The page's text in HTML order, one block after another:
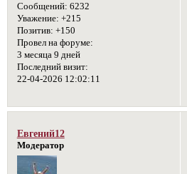
Сообщений: 6232
Уважение: +215
Позитив: +150
Провел на форуме:
3 месяца 9 дней
Последний визит:
22-04-2026 12:02:11
Евгений12
Модератор